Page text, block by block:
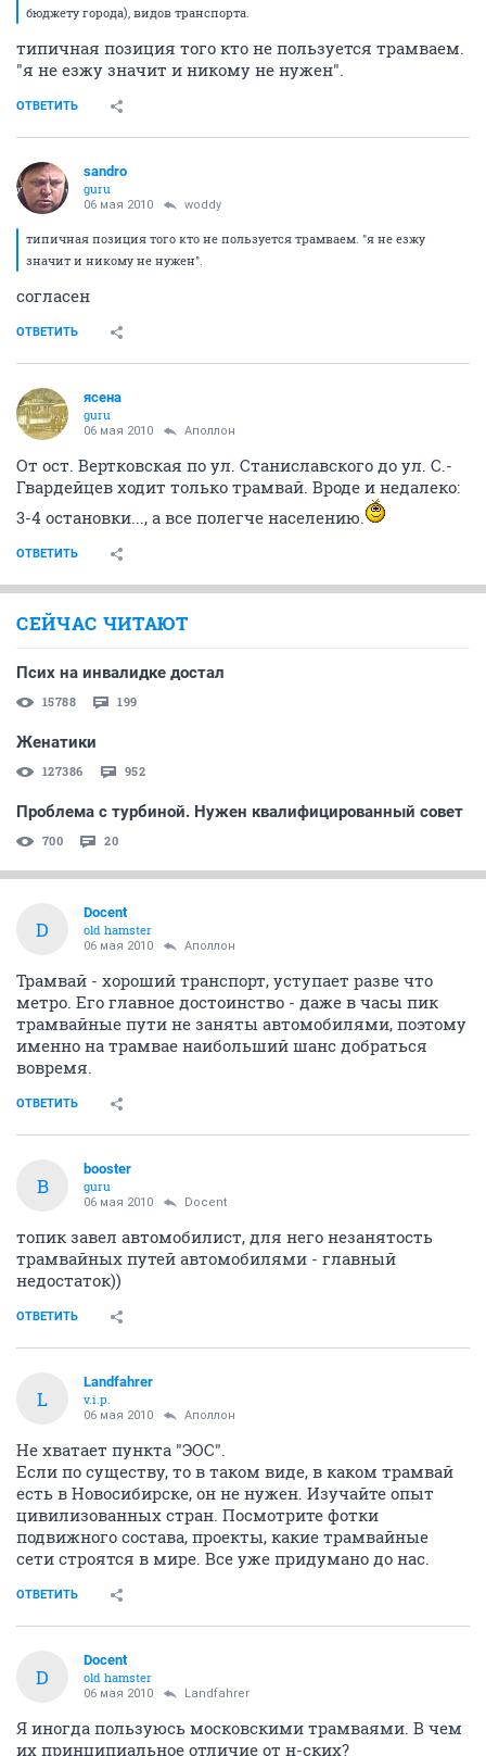
бюджету города), видов транспорта.
типичная позиция того кто не пользуется трамваем.
"я не езжу значит и никому не нужен".
ОТВЕТИТЬ
sandro
guru
06 мая 2010 woddy
типичная позиция того кто не пользуется трамваем. "я не езжу
значит и никому не нужен".
согласен
ОТВЕТИТЬ
ясена
guru
06 мая 2010 Аполлон
От ост. Вертковская по ул. Станиславского до ул. С.-
Гвардейцев ходит только трамвай. Вроде и недалеко:
3-4 остановки..., а все полегче населению.
ОТВЕТИТЬ
СЕЙЧАС ЧИТАЮТ
Псих на инвалидке достал
15788 199
Женатики
127386 952
Проблема с турбиной. Нужен квалифицированный совет
700 20
D
Docent
old hamster
06 мая 2010 Аполлон
Трамвай - хороший транспорт, уступает разве что
метро. Его главное достоинство - даже в часы пик
трамвайные пути не заняты автомобилями, поэтому
именно на трамвае наибольший шанс добраться
вовремя.
ОТВЕТИТЬ
B
bооster
guru
06 мая 2010 Docent
топик завел автомобилист, для него незанятость
трамвайных путей автомобилями - главный
недостаток))
ОТВЕТИТЬ
L
Landfahrer
v.i.p.
06 мая 2010 Аполлон
Не хватает пункта "ЭОС".
Если по существу, то в таком виде, в каком трамвай
есть в Новосибирске, он не нужен. Изучайте опыт
цивилизованных стран. Посмотрите фотки
подвижного состава, проекты, какие трамвайные
сети строятся в мире. Все уже придумано до нас.
ОТВЕТИТЬ
D
Docent
old hamster
06 мая 2010 Landfahrer
Я иногда пользуюсь московскими трамваями. В чем
их принципиальное отличие от н-ских?